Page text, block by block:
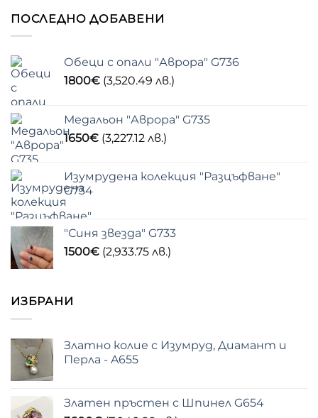
ПОСЛЕДНО ДОБАВЕНИ
Обеци с опали "Аврора" G736
1800€ (3,520.49 лв.)
Медальон "Аврора" G735
1650€ (3,227.12 лв.)
Изумрудена колекция "Разцъфване"
G734
"Синя звезда" G733
1500€ (2,933.75 лв.)
ИЗБРАНИ
Златно колие с Изумруд, Диамант и
Перла - A655
Златен пръстен с Шпинел G654